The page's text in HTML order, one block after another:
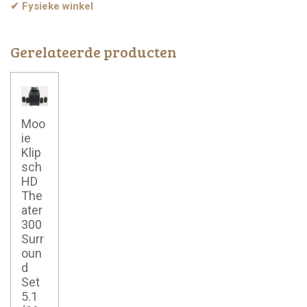
✔ Fysieke winkel
Gerelateerde producten
Moo
ie
Klip
sch
HD
The
ater
300
Surr
oun
d
Set
5.1